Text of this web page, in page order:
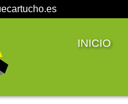
INICIO